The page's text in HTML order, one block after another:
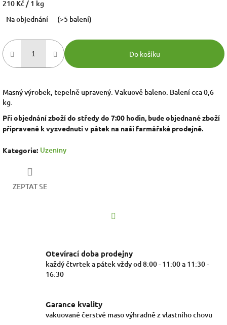
Měrná
210 Kč / 1 kg
Na objednání
(>5 balení)
Do košíku
Masný výrobek, tepelně upravený. Vakuově baleno. Balení cca 0,6
kg.
Při objednání zboží do středy do 7:00 hodin, bude objednané zboží
připravené k vyzvednutí v pátek na naší farmářské prodejně.
Kategorie: Uzeniny
ZEPTAT SE
Otevírací doba prodejny
každý čtvrtek a pátek vždy od 8:00 - 11:00 a 11:30 -
16:30
Garance kvality
vakuované čerstvé maso výhradně z vlastního chovu